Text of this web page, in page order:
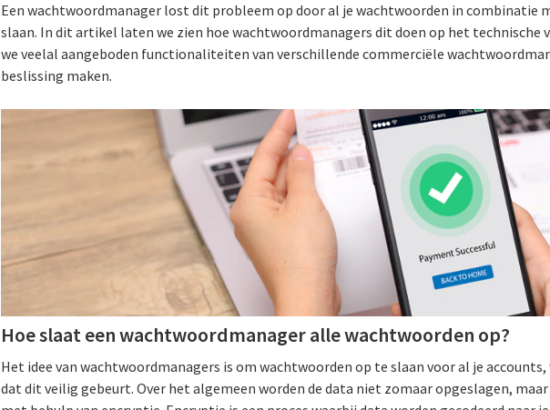
Een wachtwoordmanager lost dit probleem op door al je wachtwoorden in combinatie
slaan. In dit artikel laten we zien hoe wachtwoordmanagers dit doen op het technische
we veelal aangeboden functionaliteiten van verschillende commerciële
beslissing maken.
Hoe slaat een wachtwoordmanager alle wachtwoorden op?
Het idee van wachtwoordmanagers is om wachtwoorden op te slaan voor al je
dat dit veilig gebeurt. Over het algemeen worden de data niet zomaar opgeslagen,